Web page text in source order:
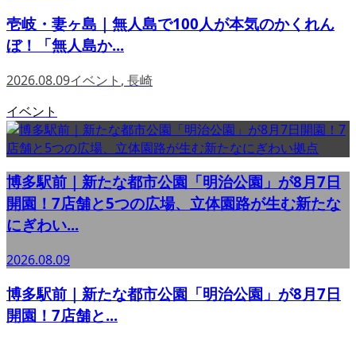
壱岐・妻ヶ島｜無人島で100人が本気のかくれん
ぼ！「無人島か...
2026.08.09イベント , 長崎
イベント
博多駅前｜新たな都市公園「明治公園」が8月7日
開園！7店舗と5つの広場、立体園路が生む新たな
にぎわい...
2026.08.09
博多駅前｜新たな都市公園「明治公園」が8月7日
開園！7店舗と...